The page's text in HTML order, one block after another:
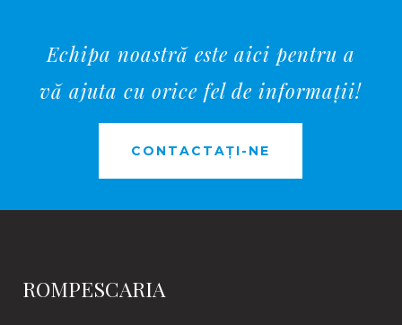
Echipa noastră este aici pentru a
vă ajuta cu orice fel de informații!
CONTACTAȚI-NE
ROMPESCARIA